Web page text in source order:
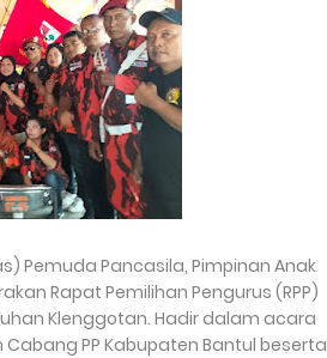
Pemuda Pancasila, Pimpinan Anak
Rapat Pemilihan Pengurus (RPP)
Klenggotan. Hadir dalam acara
Cabang PP Kabupaten Bantul beserta